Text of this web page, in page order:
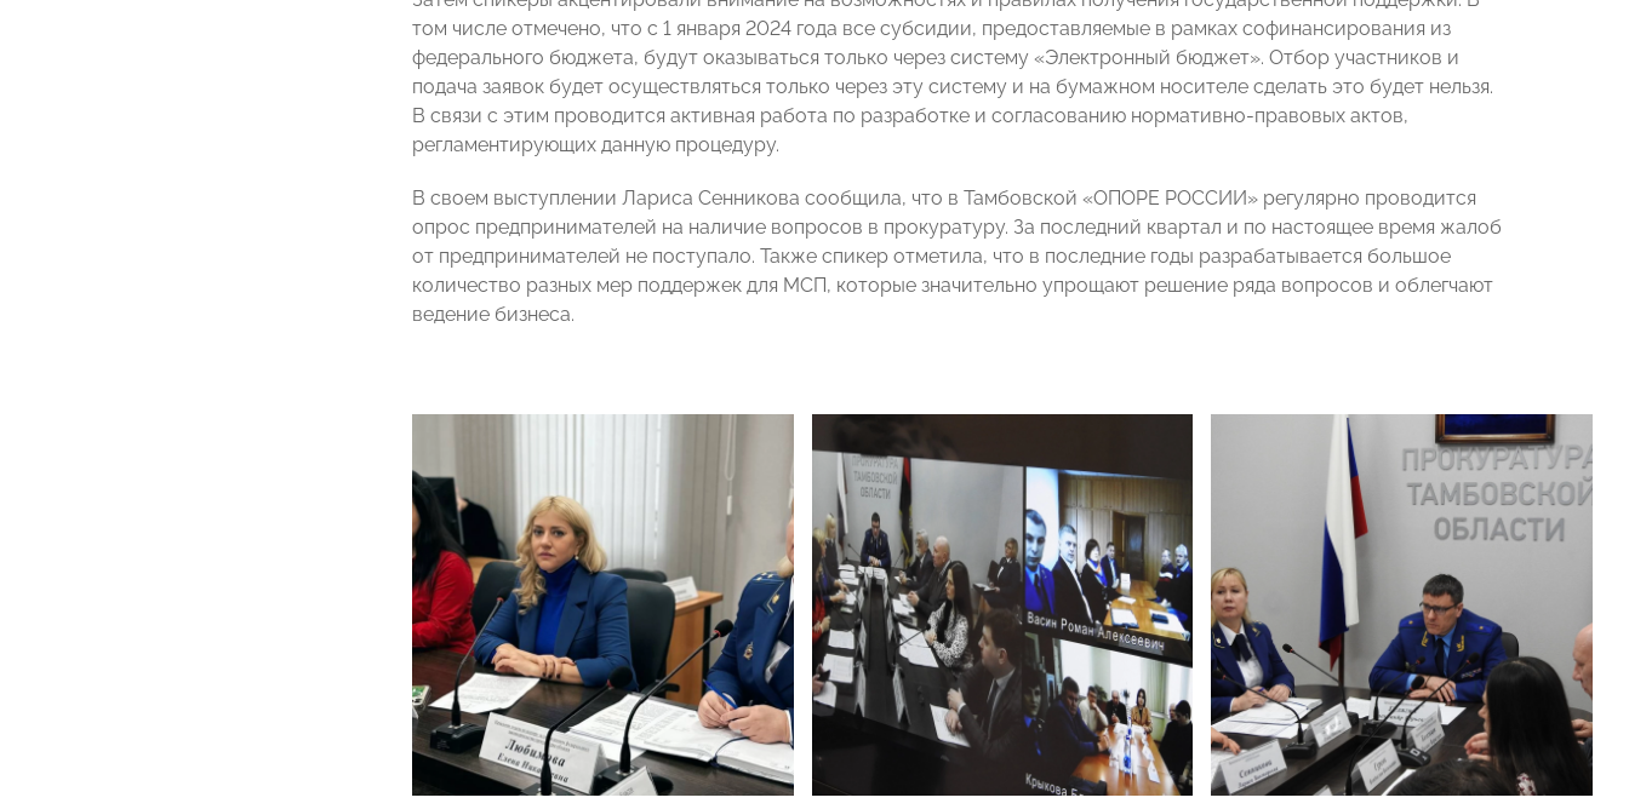
том числе отмечено, что с 1 января 2024 года все субсидии, предоставляемые в рамках софинансирования из
федерального бюджета, будут оказываться только через систему «Электронный бюджет». Отбор участников и
подача заявок будет осуществляться только через эту систему и на бумажном носителе сделать это будет нельзя.
В связи с этим проводится активная работа по разработке и согласованию нормативно-правовых актов,
регламентирующих данную процедуру.
В своем выступлении Лариса Сенникова сообщила, что в Тамбовской «ОПОРЕ РОССИИ» регулярно проводится
опрос предпринимателей на наличие вопросов в прокуратуру. За последний квартал и по настоящее время жалоб
от предпринимателей не поступало. Также спикер отметила, что в последние годы разрабатывается большое
количество разных мер поддержек для МСП, которые значительно упрощают решение ряда вопросов и облегчают
ведение бизнеса.